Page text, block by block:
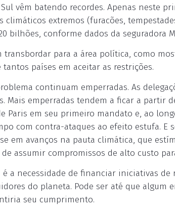
vêm batendo recordes. Apenas neste
extremos (furacões,
bilhões, conforme dados da seguradora
transbordar para a área política, como
tantos países em aceitar as restrições.
continuam emperradas. As
Mais emperradas tendem a ficar a partir
Paris em seu primeiro mandato e, ao
com contra-ataques ao efeito estufa. E
em avanços na pauta climática, que
assumir compromissos de alto custo
a necessidade de financiar iniciativas de
do planeta. Pode ser até que algum
seu cumprimento.